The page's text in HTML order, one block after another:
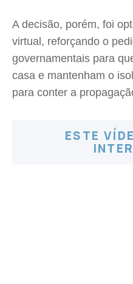
A decisão, porém, foi
virtual, reforçando o
governamentais para
casa e mantenham o
para conter a
ESTE